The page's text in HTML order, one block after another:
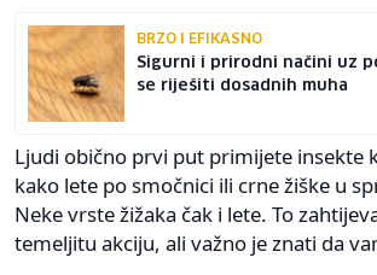
BRZO I EFIKASNO
Sigurni i prirodni načini uz
se riješiti dosadnih muha
Ljudi obično prvi put primijete insekte
kako lete po smočnici ili crne žiške u
Neke vrste žižaka čak i lete. To
temeljitu akciju, ali važno je znati da